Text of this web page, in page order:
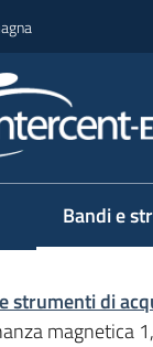
Bandi e
strumenti di
magnetica